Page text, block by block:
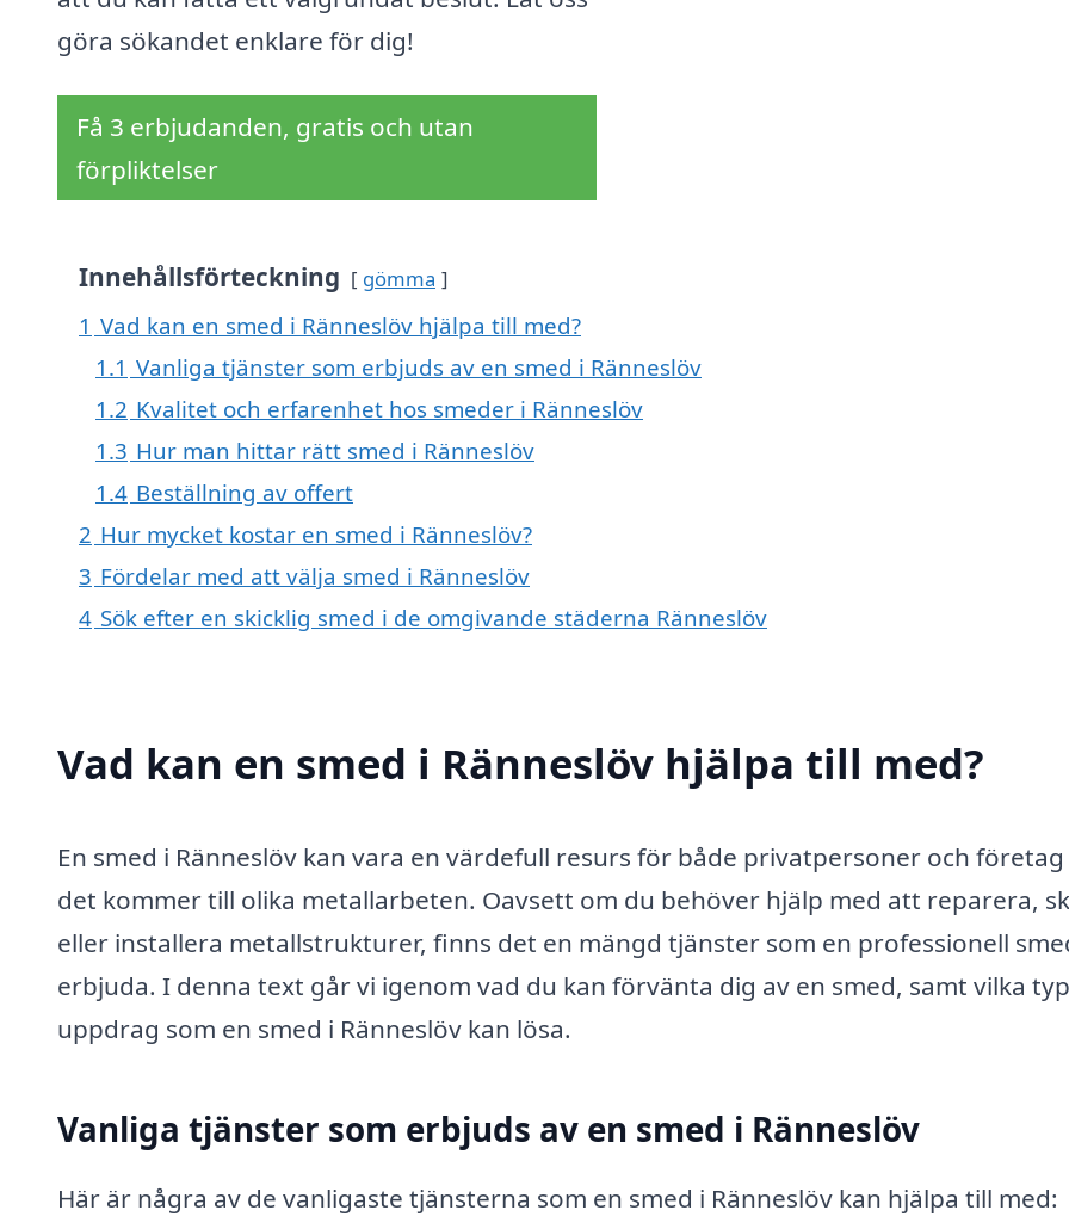
göra sökandet enklare för dig!
Få 3 erbjudanden, gratis och utan
förpliktelser
Innehållsförteckning gömma
1 Vad kan en smed i Ränneslöv hjälpa till med?
1.1 Vanliga tjänster som erbjuds av en smed i Ränneslöv
1.2 Kvalitet och erfarenhet hos smeder i Ränneslöv
1.3 Hur man hittar rätt smed i Ränneslöv
1.4 Beställning av offert
2 Hur mycket kostar en smed i Ränneslöv?
3 Fördelar med att välja smed i Ränneslöv
4 Sök efter en skicklig smed i de omgivande städerna Ränneslöv
Vad kan en smed i Ränneslöv hjälpa till med?
En smed i Ränneslöv kan vara en värdefull resurs för både privatpersoner och
det kommer till olika metallarbeten. Oavsett om du behöver hjälp med att reparera,
eller installera metallstrukturer, finns det en mängd tjänster som en professionell
erbjuda. I denna text går vi igenom vad du kan förvänta dig av en smed, samt vilka
uppdrag som en smed i Ränneslöv kan lösa.
Vanliga tjänster som erbjuds av en smed i Ränneslöv
Här är några av de vanligaste tjänsterna som en smed i Ränneslöv kan hjälpa till med: